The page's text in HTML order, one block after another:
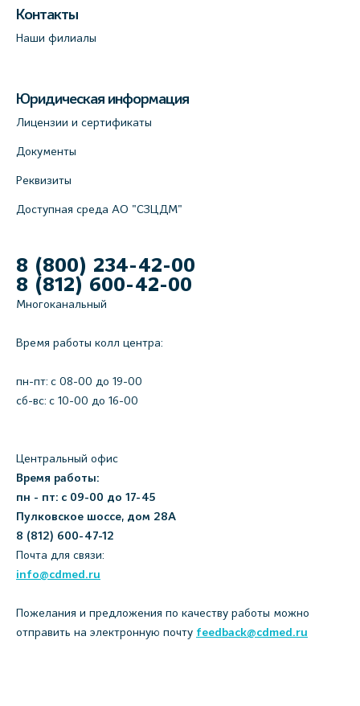
Контакты
Наши филиалы
Юридическая информация
Лицензии и сертификаты
Документы
Реквизиты
Доступная среда АО "СЗЦДМ"
8 (800) 234-42-00
8 (812) 600-42-00
Многоканальный
Время работы колл центра:
пн-пт: c 08-00 до 19-00
сб-вс: с 10-00 до 16-00
Центральный офис
Время работы:
пн - пт: с 09-00 до 17-45
Пулковское шоссе, дом 28А
8 (812) 600-47-12
Почта для связи:
info@cdmed.ru
Пожелания и предложения по качеству работы можно
отправить на электронную почту feedback@cdmed.ru